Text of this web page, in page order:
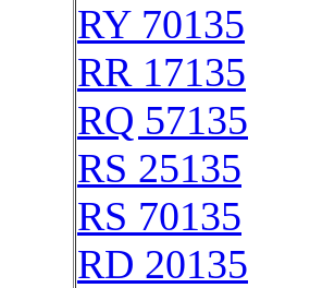
RY 70135
RR 17135
RQ 57135
RS 25135
RS 70135
RD 20135